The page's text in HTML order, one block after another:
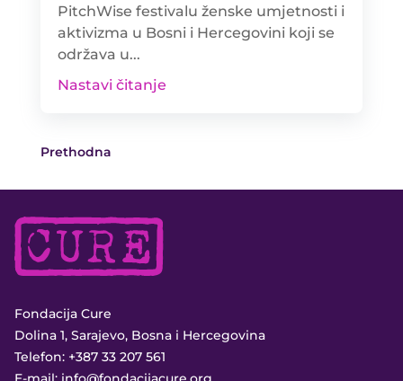
PitchWise festivalu ženske umjetnosti i
aktivizma u Bosni i Hercegovini koji se
održava u...
Nastavi čitanje
Prethodna
Fondacija Cure
Dolina 1, Sarajevo, Bosna i Hercegovina
Telefon: +387 33 207 561